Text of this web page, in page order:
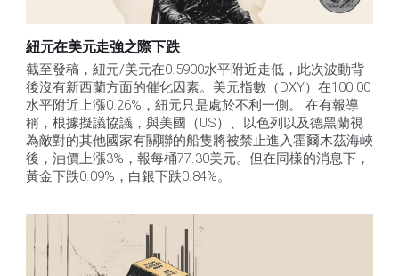
紐元在美元走強之際下跌
截至發稿，紐元/美元在0.5900水平附近走低，此次波動背
後沒有新西蘭方面的催化因素。美元指數（DXY）在100.00
水平附近上漲0.26%，紐元只是處於不利一側。 在有報導
稱，根據擬議協議，與美國（US）、以色列以及德黑蘭視
為敵對的其他國家有關聯的船隻將被禁止進入霍爾木茲海峽
後，油價上漲3%，報每桶77.30美元。但在同樣的消息下，
黃金下跌0.09%，白銀下跌0.84%。